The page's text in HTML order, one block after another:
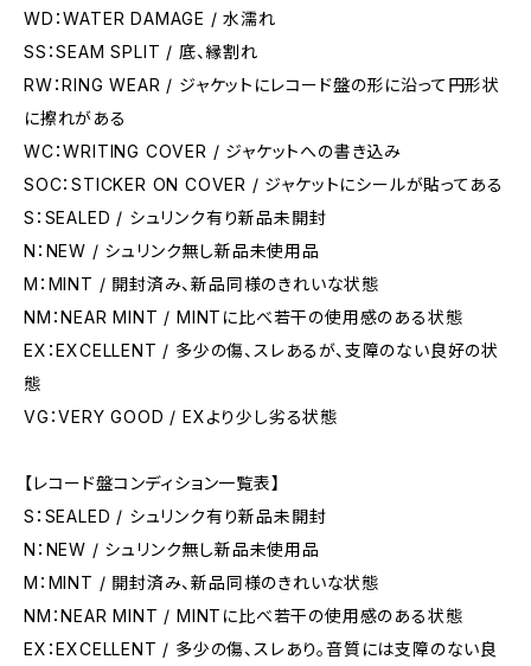
WD：WATER DAMAGE / 水濡れ
SS：SEAM SPLIT / 底、縁割れ
RW：RING WEAR / ジャケットにレコード盤の形に沿って円形状
に擦れがある
WC：WRITING COVER / ジャケットへの書き込み
SOC：STICKER ON COVER / ジャケットにシールが貼ってある
S：SEALED / シュリンク有り新品未開封
N：NEW / シュリンク無し新品未使用品
M：MINT / 開封済み、新品同様のきれいな状態
NM：NEAR MINT / MINTに比べ若干の使用感のある状態
EX：EXCELLENT / 多少の傷、スレあるが、支障のない良好の状
態
VG：VERY GOOD / EXより少し劣る状態
【レコード盤コンディション一覧表】
S：SEALED / シュリンク有り新品未開封
N：NEW / シュリンク無し新品未使用品
M：MINT / 開封済み、新品同様のきれいな状態
NM：NEAR MINT / MINTに比べ若干の使用感のある状態
EX：EXCELLENT / 多少の傷、スレあり。音質には支障のない良